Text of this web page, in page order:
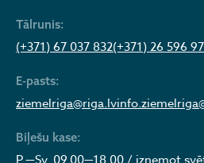
Tālrunis:
(+371) 67 037 832(+371) 26 596
E-pasts:
ziemelriga@riga.lv
Biļešu kase: